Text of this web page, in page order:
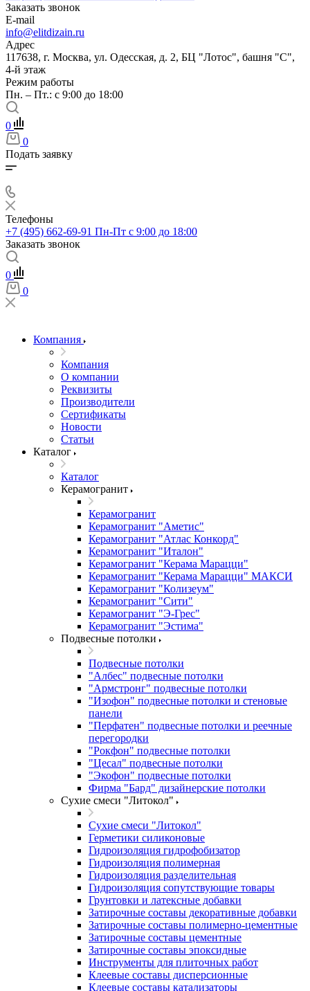
Заказать звонок
E-mail
info@elitdizain.ru
Адрес
117638, г. Москва, ул. Одесская, д. 2, БЦ "Лотос", башня "С",
4-й этаж
Режим работы
Пн. – Пт.: с 9:00 до 18:00
0
0
Подать заявку
Телефоны
+7 (495) 662-69-91 Пн-Пт c 9:00 до 18:00
Заказать звонок
0
0
Компания
Компания
О компании
Реквизиты
Производители
Сертификаты
Новости
Статьи
Каталог
Каталог
Керамогранит
Керамогранит
Керамогранит "Аметис"
Керамогранит "Атлас Конкорд"
Керамогранит "Италон"
Керамогранит "Керама Марацци"
Керамогранит "Керама Марацци" МАКСИ
Керамогранит "Колизеум"
Керамогранит "Сити"
Керамогранит "Э-Грес"
Керамогранит "Эстима"
Подвесные потолки
Подвесные потолки
"Албес" подвесные потолки
"Армстронг" подвесные потолки
"Изофон" подвесные потолки и стеновые
панели
"Перфатен" подвесные потолки и реечные
перегородки
"Рокфон" подвесные потолки
"Цесал" подвесные потолки
"Экофон" подвесные потолки
Фирма "Бард" дизайнерские потолки
Сухие смеси "Литокол"
Сухие смеси "Литокол"
Герметики силиконовые
Гидроизоляция гидрофобизатор
Гидроизоляция полимерная
Гидроизоляция разделительная
Гидроизоляция сопутствующие товары
Грунтовки и латексные добавки
Затирочные составы декоративные добавки
Затирочные составы полимерно-цементные
Затирочные составы цементные
Затирочные составы эпоксидные
Инструменты для плиточных работ
Клеевые составы дисперсионные
Клеевые составы катализаторы